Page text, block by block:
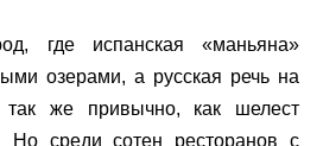
где испанская «маньяна»
озерами, а русская речь на
так же привычно, как шелест
Но среди сотен ресторанов с